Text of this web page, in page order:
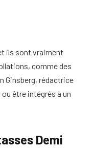
ils sont vraiment
comme des
Ginsberg, rédactrice
être intégrés à un
Demi